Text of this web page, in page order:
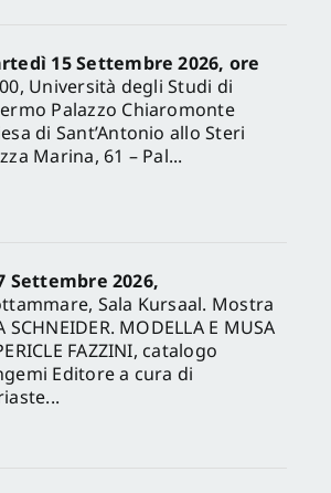
15 Settembre 2026, ore
Università degli Studi di
Palazzo Chiaromonte
di Sant’Antonio allo Steri
Marina, 61 – Pal...
Settembre 2026,
Sala Kursaal. Mostra
SCHNEIDER. MODELLA E MUSA
FAZZINI, catalogo
Editore a cura di